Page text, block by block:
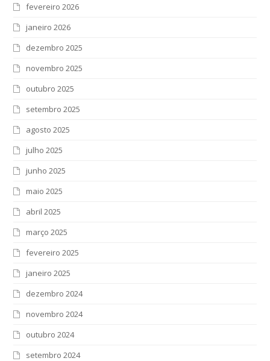
fevereiro 2026
janeiro 2026
dezembro 2025
novembro 2025
outubro 2025
setembro 2025
agosto 2025
julho 2025
junho 2025
maio 2025
abril 2025
março 2025
fevereiro 2025
janeiro 2025
dezembro 2024
novembro 2024
outubro 2024
setembro 2024